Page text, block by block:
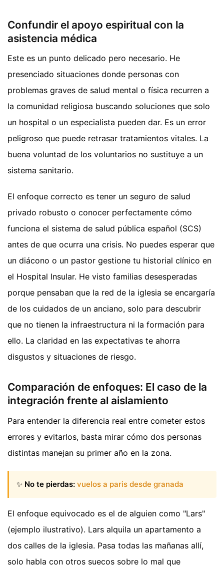
Confundir el apoyo espiritual con la
asistencia médica
Este es un punto delicado pero necesario. He
presenciado situaciones donde personas con
problemas graves de salud mental o física recurren a
la comunidad religiosa buscando soluciones que solo
un hospital o un especialista pueden dar. Es un error
peligroso que puede retrasar tratamientos vitales. La
buena voluntad de los voluntarios no sustituye a un
sistema sanitario.
El enfoque correcto es tener un seguro de salud
privado robusto o conocer perfectamente cómo
funciona el sistema de salud pública español (SCS)
antes de que ocurra una crisis. No puedes esperar que
un diácono o un pastor gestione tu historial clínico en
el Hospital Insular. He visto familias desesperadas
porque pensaban que la red de la iglesia se encargaría
de los cuidados de un anciano, solo para descubrir
que no tienen la infraestructura ni la formación para
ello. La claridad en las expectativas te ahorra
disgustos y situaciones de riesgo.
Comparación de enfoques: El caso de la
integración frente al aislamiento
Para entender la diferencia real entre cometer estos
errores y evitarlos, basta mirar cómo dos personas
distintas manejan su primer año en la zona.
✨ No te pierdas: vuelos a paris desde granada
El enfoque equivocado es el de alguien como "Lars"
(ejemplo ilustrativo). Lars alquila un apartamento a
dos calles de la iglesia. Pasa todas las mañanas allí,
solo habla con otros suecos sobre lo mal que